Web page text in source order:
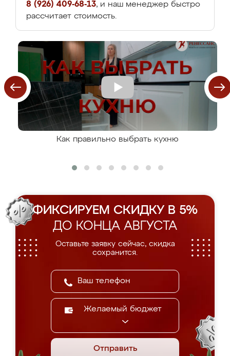
8 (926) 409-68-13, и наш менеджер быстро
рассчитает стоимость.
Как правильно выбрать кухню
ФИКСИРУЕМ СКИДКУ В 5%
ДО КОНЦА АВГУСТА
Оставьте заявку сейчас, скидка
сохранится.
Желаемый бюджет
Отправить